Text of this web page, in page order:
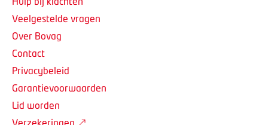
Veelgestelde vragen
Over Bovag
Contact
Privacybeleid
Garantievoorwaarden
Lid worden
Verzekeringen